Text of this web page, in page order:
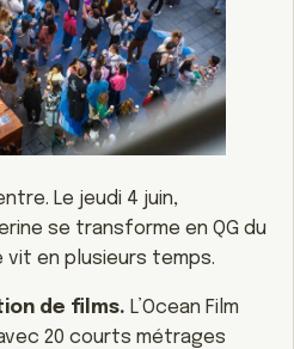
Le jeudi 4 juin,
se transforme en QG du
en plusieurs temps.
de films. L’Ocean Film
20 courts métrages